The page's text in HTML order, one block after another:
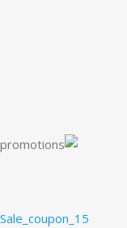
Sale_coupon_15